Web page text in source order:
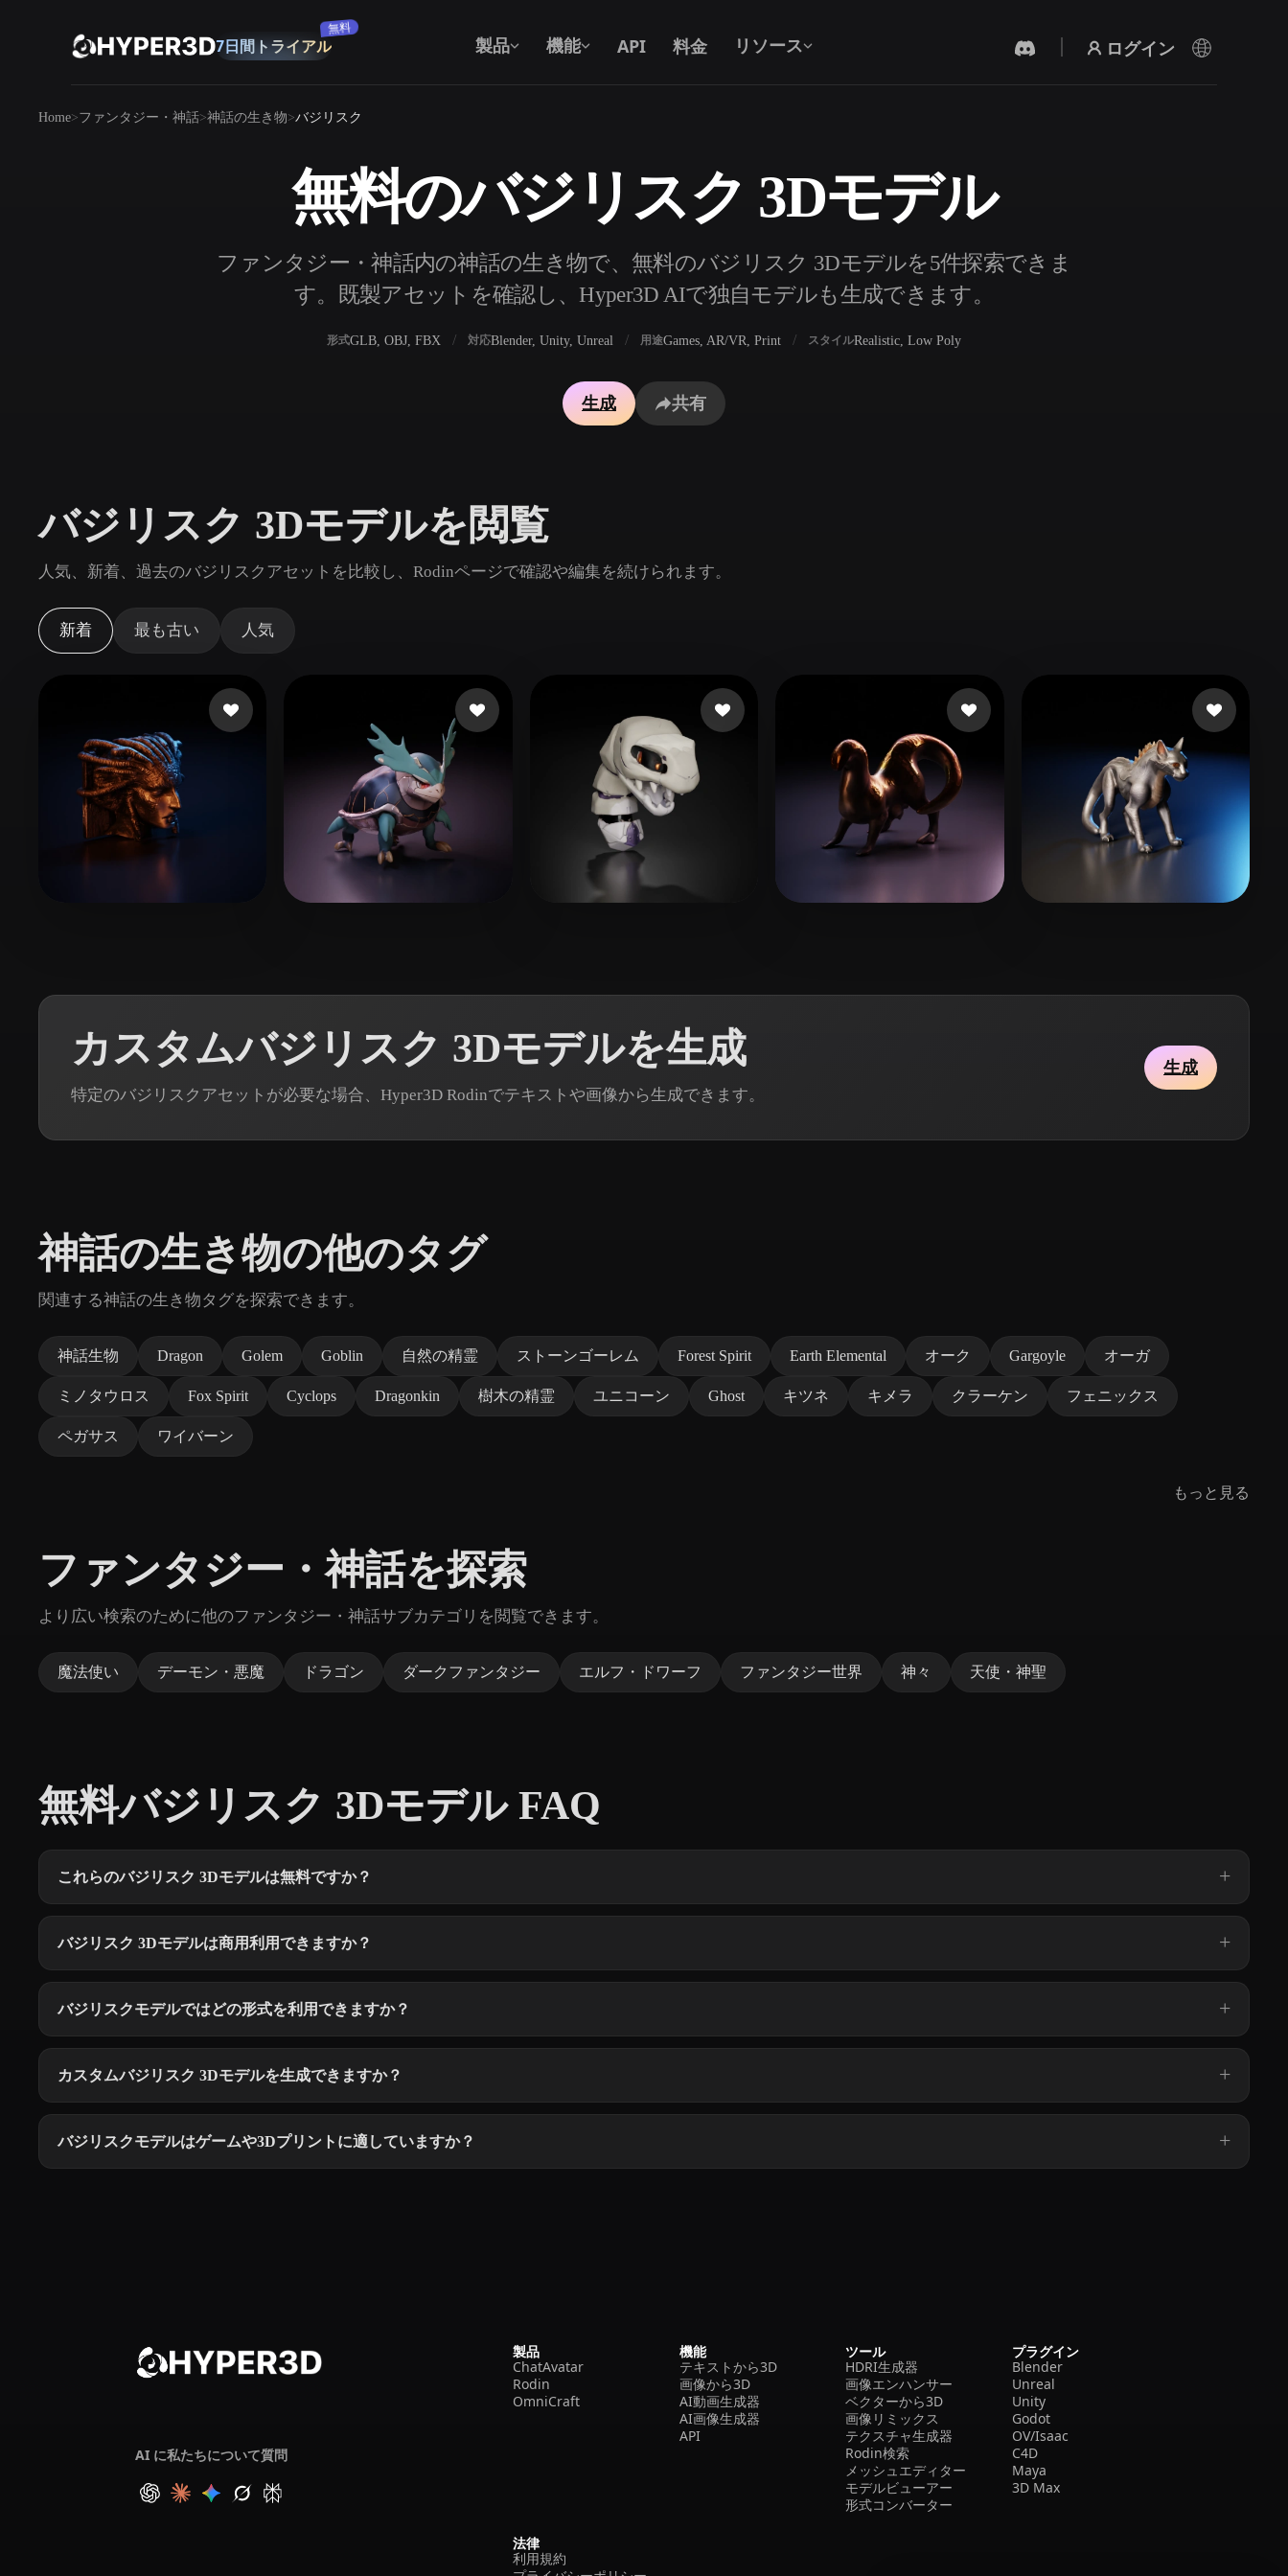
無料
7日間トライアル
購読 製品 機能 API 料金 リソース ログイン
機能
写真をアップロードするだけで、3Dオ
テキストから 3D
テキストプロンプトから3Dオブジェク
トへ — 瞬時に。
AI 動画生成
テキストや画像から、AIで動画を作成。
シンプルなプロンプトから、高品質なビ
API
私たちのクリエイティブAIを、あなたの
アプリやワークフローに組み込みましょ
う。
3Dモデル検索エンジン
SVGから3Dへの変換ツール
NFT Creation E-commerce
Metaverse
Design
Engineering
プラグイン
Blender Unity
Abstract Cartoon Cel-Shaded Flat Gothic
Hand-Painted Isometric Low Poly Minimalist Modern
Realistic Voxel
Home ファンタジー・神話 神話の生き物 バジリスク
無料のバジリスク 3Dモデル
ファンタジー・神話内の神話の生き物で、無料のバジリスク 3Dモデルを5件探索できま
す。既製アセットを確認し、Hyper3D AIで独自モデルも生成できます。
形式GLB, OBJ, FBX 対応Blender, Unity, Unreal 用途Games, AR/VR, Print スタイルRealistic, Low Poly
生成 共有
バジリスク 3Dモデルを閲覧
人気、新着、過去のバジリスクアセットを比較し、Rodinページで確認や編集を続けられます。
新着 最も古い 人気
カスタムバジリスク 3Dモデルを生成
特定のバジリスクアセットが必要な場合、Hyper3D Rodinでテキストや画像から生成できます。
生成
神話の生き物の他のタグ
関連する神話の生き物タグを探索できます。
神話生物 Dragon Golem Goblin 自然の精霊 ストーンゴーレム Forest Spirit Earth Elemental オーク Gargoyle オーガ
ミノタウロス Fox Spirit Cyclops Dragonkin 樹木の精霊 ユニコーン Ghost キツネ キメラ クラーケン フェニックス
ペガサス ワイバーン
もっと見る
ファンタジー・神話を探索
より広い検索のために他のファンタジー・神話サブカテゴリを閲覧できます。
魔法使い デーモン・悪魔 ドラゴン ダークファンタジー エルフ・ドワーフ ファンタジー世界 神々 天使・神聖
無料バジリスク 3Dモデル FAQ
これらのバジリスク 3Dモデルは無料ですか？
バジリスク 3Dモデルは商用利用できますか？
バジリスクモデルではどの形式を利用できますか？
カスタムバジリスク 3Dモデルを生成できますか？
バジリスクモデルはゲームや3Dプリントに適していますか？
AI に私たちについて質問
製品
ChatAvatar
Rodin
OmniCraft
機能
テキストから3D
画像から3D
AI動画生成器
AI画像生成器
API
ツール
HDRI生成器
画像エンハンサー
ベクターから3D
画像リミックス
テクスチャ生成器
Rodin検索
メッシュエディター
モデルビューアー
形式コンバーター
プラグイン
Blender
Unreal
Unity
Godot
OV/Isaac
C4D
Maya
3D Max
法律
利用規約